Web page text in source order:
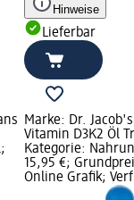
Hinweise
Lieferbar
Marke: Dr.
Vitamin D3K2 Öl
Kategorie:
15,95 €;
Online Grafik;